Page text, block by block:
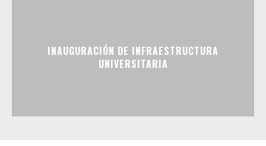
INAUGURACIÓN DE INFRAESTRUCTURA
UNIVERSITARIA